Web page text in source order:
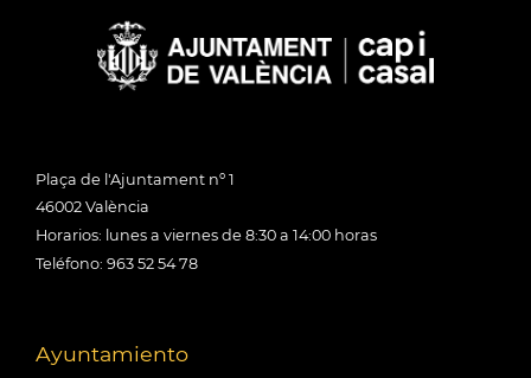
Plaça de l'Ajuntament nº 1
46002 València
Horarios: lunes a viernes de 8:30 a 14:00 horas
Teléfono: 963 52 54 78
Ayuntamiento